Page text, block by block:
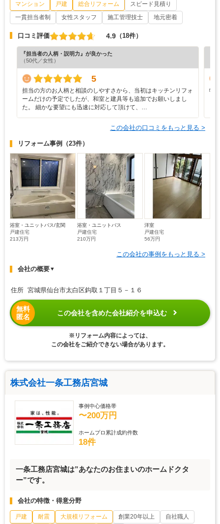
マンション 戸建 総合リフォーム
スピード見積り
一貫担当者制
女性スタッフ 施工管理技士 地元密着
口コミ評価 4.9 （18件）
『担当者の人柄・説明力』が良かった
（50代／女性）
5
担当の方のお人柄と相談のしやすさから、当初はキッチンリフォ
ームだけの予定でしたが、和室と建具等も追加でお願いしまし
た。 細かな要望にも迅速に対応して頂けて、…
特
この会社の口コミをもっと見る >
リフォーム事例 （23件）
浴室・ユニットバス/玄関
戸建住宅
213万円
浴室・ユニットバス
戸建住宅
210万円
洋室
戸建住宅
56万円
この会社の事例をもっと見る >
会社の概要▼
住所 宮城県仙台市太白区鈎取１丁目５－１６
無料
匿名
この会社を含めた会社紹介を申込む
※リフォーム内容によっては、
この会社をご紹介できない場合があります。
株式会社一条工務店宮城
事例中心価格帯
〜200万円
ホームプロ累計成約件数
18件
一条工務店宮城は”あなたのお住まいのホームドクタ
ー”です。
会社の特徴・得意分野
戸建 耐震 大規模リフォーム 創業20年以上
自社職人